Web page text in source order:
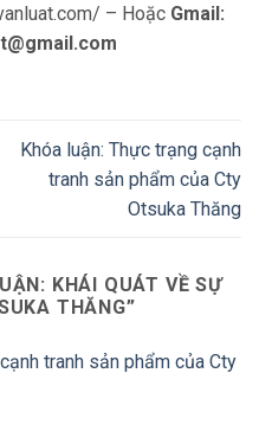
– Hoặc Gmail:
Khóa luận: Thực trạng cạnh
tranh sản phẩm của Cty
Otsuka Thăng
KHÁI QUÁT VỀ SỰ
THĂNG”
tranh sản phẩm của Cty